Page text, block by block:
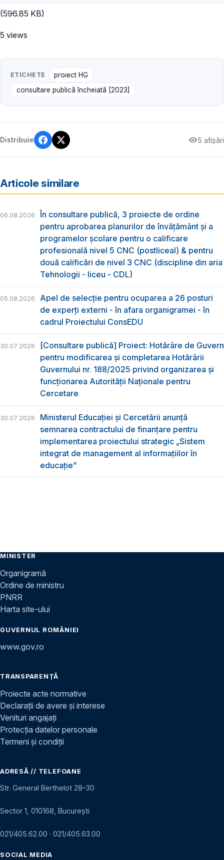
(596.85 KB)
5 views
ETICHETE
proiect HG
consultare publică încheiată [2023]
Distribuie 5 afișări
Articole similare
06.08.2026
În consultare publică, 3 proiecte de ordine
pentru aprobarea planurilor de învățământ și a
programelor școlare pentru o calificare
profesională nivel 5 CNC (postliceal) & pentru
două calificări de nivel 3 CNC (discipline din aria
Tehnologii - liceu - CDL)
05.08.2026
Apel de selecție pentru ocuparea a 26 posturi
de experți externi - în afara organigramei - în
cadrul Proiectului ConsEDU
30.07.2026
[Consultare publică] Proiect: Hotărâre de Guvern
pentru modificarea și completarea Hotărârii
Guvernului nr. 188/2025 privind organizarea şi
funcţionarea Autorităţii Naţionale pentru
Cercetare
30.07.2026
Ministerul Educației și Cercetării anunță
semnarea contractului de finanțare pentru
implementarea proiectului strategic „Sistem
integrat de management al informațiilor în
educație”
MINISTER
Organigramă
Ordine de ministru
PNRR
Harta site-ului
GUVERNUL ROMÂNIEI
www.gov.ro
TRANSPARENȚĂ
Proiecte acte normative
Declarații de avere și interese
Venituri angajați
Protecția datelor personale
Termeni și condiții
ADRESĂ // TELEFOANE
Str. General Berthelot 28–30
Sector 1, 010168, București
021/405.62.00 · 021/405.63.00
SOCIAL MEDIA